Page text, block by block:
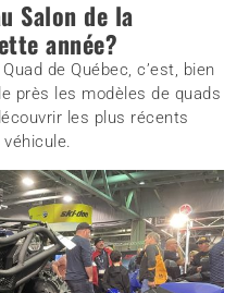
Salon de la
année?
de Québec, c’est, bien
près les modèles de quads
les plus récents